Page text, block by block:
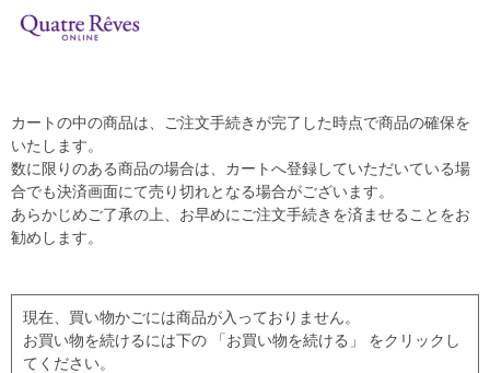
カートの中の商品は、ご注文手続きが完了した時点で商品の確保を
いたします。
数に限りのある商品の場合は、カートへ登録していただいている場
合でも決済画面にて売り切れとなる場合がございます。
あらかじめご了承の上、お早めにご注文手続きを済ませることをお
勧めします。
現在、買い物かごには商品が入っておりません。
お買い物を続けるには下の 「お買い物を続ける」 をクリックし
てください。